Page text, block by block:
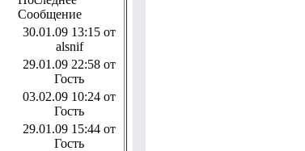
Сообщение
30.01.09 13:15 от
alsnif
29.01.09 22:58 от
Гость
03.02.09 10:24 от
Гость
29.01.09 15:44 от
Гость